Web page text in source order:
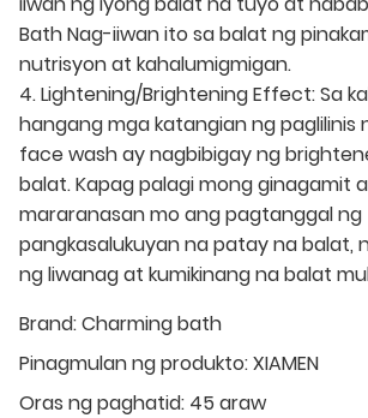
Bath Nag-iiwan ito sa balat ng
nutrisyon at kahalumigmigan.
4. Lightening/Brightening Effect: Sa
hangang mga katangian ng paglilinis
face wash ay nagbibigay ng
balat. Kapag palagi mong ginagamit
mararanasan mo ang pagtanggal ng
pangkasalukuyan na patay na balat,
ng liwanag at kumikinang na balat
Brand:Charming bath
Pinagmulan ng produkto:XIAMEN
Oras ng paghatid: 45 araw